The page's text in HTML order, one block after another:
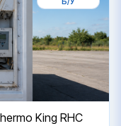
King RHC